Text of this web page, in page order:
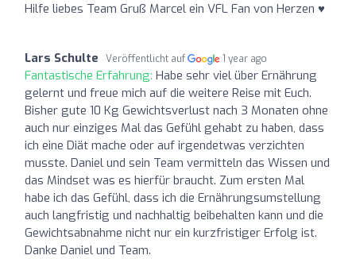
Hilfe liebes Team Gruß Marcel ein VFL Fan von Herzen ♥️
Lars Schulte Veröffentlicht auf 1 year ago
Fantastische Erfahrung: Habe sehr viel über Ernährung
gelernt und freue mich auf die weitere Reise mit Euch.
Bisher gute 10 Kg Gewichtsverlust nach 3 Monaten ohne
auch nur einziges Mal das Gefühl gehabt zu haben, dass
ich eine Diät mache oder auf irgendetwas verzichten
musste. Daniel und sein Team vermitteln das Wissen und
das Mindset was es hierfür braucht. Zum ersten Mal
habe ich das Gefühl, dass ich die Ernährungsumstellung
auch langfristig und nachhaltig beibehalten kann und die
Gewichtsabnahme nicht nur ein kurzfristiger Erfolg ist.
Danke Daniel und Team.